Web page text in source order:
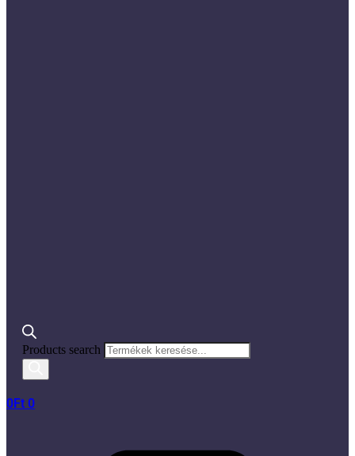
Products search
0Ft 0